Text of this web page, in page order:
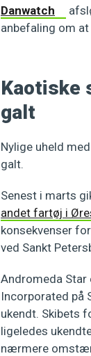
Danwatch
anbefaling om
Kaotiske
galt
Nylige uheld
galt.
Senest i marts
andet fartøj i
konsekvenser
ved Sankt
Andromeda Star
Incorporated på
ukendt. Skibets
ligeledes
nærmere